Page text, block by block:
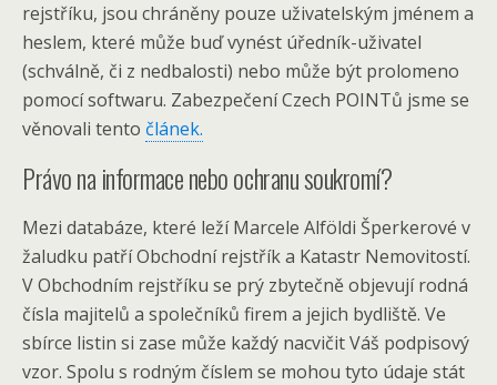
rejstříku, jsou chráněny pouze uživatelským jménem a
heslem, které může buď vynést úředník-uživatel
(schválně, či z nedbalosti) nebo může být prolomeno
pomocí softwaru. Zabezpečení Czech POINTů jsme se
věnovali tento článek.
Právo na informace nebo ochranu soukromí?
Mezi databáze, které leží Marcele Alföldi Šperkerové v
žaludku patří Obchodní rejstřík a Katastr Nemovitostí.
V Obchodním rejstříku se prý zbytečně objevují rodná
čísla majitelů a společníků firem a jejich bydliště. Ve
sbírce listin si zase může každý nacvičit Váš podpisový
vzor. Spolu s rodným číslem se mohou tyto údaje stát